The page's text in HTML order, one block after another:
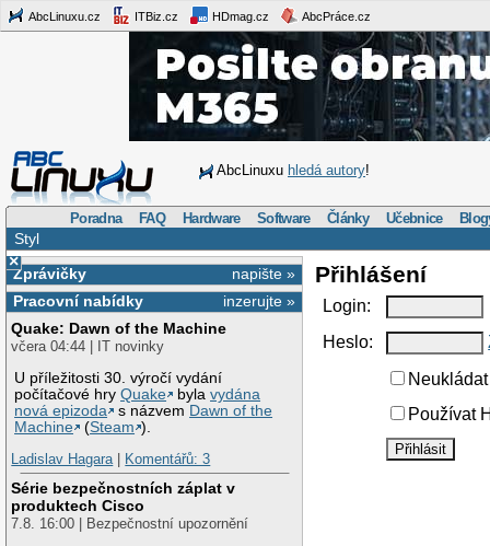
AbcLinuxu.cz ITBiz.cz HDmag.cz AbcPráce.cz
AbcLinuxu hledá autory!
Poradna FAQ Hardware Software Články Učebnice
Styl
×
napište »
Zprávičky
inzerujte »
Pracovní nabídky
Quake: Dawn of the Machine
včera 04:44 | IT novinky
U příležitosti 30. výročí vydání
počítačové hryQuake bylavydána
nová epizoda
s názvem Dawn of the
Machine
(Steam ).
Ladislav Hagara| Komentářů: 3
Série bezpečnostních záplat v
produktech Cisco
7.8. 16:00 | Bezpečnostní upozornění
Přihlášení
Login:
Heslo:
Používat